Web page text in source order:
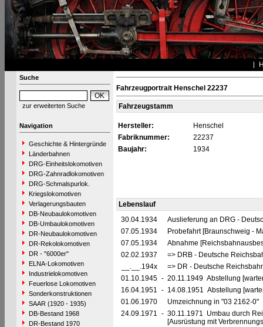
Suche
zur erweiterten Suche
Navigation
Geschichte & Hintergründe
Länderbahnen
DRG-Einheitslokomotiven
DRG-Zahnradlokomotiven
DRG-Schmalspurlok.
Kriegslokomotiven
Verlagerungsbauten
DB-Neubaulokomotiven
DB-Umbaulokomotiven
DR-Neubaulokomotiven
DR-Rekolokomotiven
DR - "6000er"
ELNA-Lokomotiven
Industrielokomotiven
Feuerlose Lokomotiven
Sonderkonstruktionen
SAAR (1920 - 1935)
DB-Bestand 1968
DR-Bestand 1970
Fahrzeugportrait Henschel 22237
Fahrzeugstamm
Hersteller:
Henschel
Fabriknummer:
22237
Baujahr:
1934
Lebenslauf
30.04.1934
Auslieferung an DRG -
07.05.1934
Probefahrt [Braunschweig -
07.05.1934
Abnahme
02.02.1937
=> DRB - Deutsche
__.__.194x
=> DR - Deutsche
01.10.1945 - 20.11.1949 Abstellung
16.04.1951 - 14.08.1951 Abstellung
01.06.1970
Umzeichnung in "03 2162-0"
24.09.1971 - 30.11.1971 Umbau durch
[Ausrüstung mit